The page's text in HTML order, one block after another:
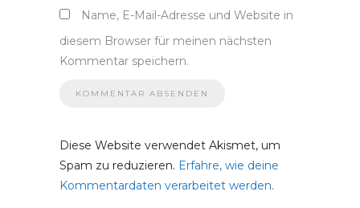
Name, E-Mail-Adresse und Website in
diesem Browser für meinen nächsten
Kommentar speichern.
Diese Website verwendet Akismet, um
Spam zu reduzieren. Erfahre, wie deine
Kommentardaten verarbeitet werden.